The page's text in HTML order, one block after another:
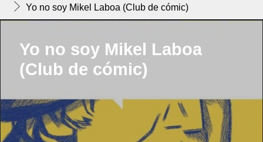
Yo no soy Mikel Laboa (Club de cómic)
Yo no soy Mikel Laboa
(Club de cómic)